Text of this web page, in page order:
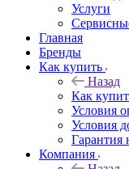
Услуги
Главная
Бренды
Как купить
Назад
Как
Условия
Условия
Гарантия
Компания